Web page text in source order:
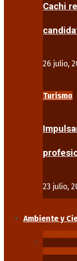
Cachi
26 julio,
Turismo
23 julio,
Ambiente y